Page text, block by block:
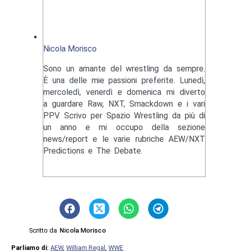
Nicola Morisco
Sono un amante del wrestling da sempre.
È una delle mie passioni preferite. Lunedì,
mercoledì, venerdì e domenica mi diverto
a guardare Raw, NXT, Smackdown e i vari
PPV. Scrivo per Spazio Wrestling da più di
un anno e mi occupo della sezione
news/report e le varie rubriche AEW/NXT
Predictions e The Debate.
Scritto da Nicola Morisco
Parliamo di:AEW,William Regal ,WWE